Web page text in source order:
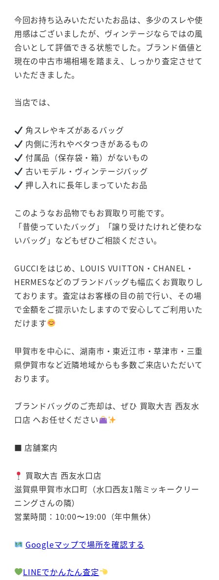
今回お持ち込みいただいたお品は、多少のスレや使
用感はございましたが、ヴィンテージならではの風
合いとして評価できる状態でした。ブランド価値と
現在の中古市場相場を踏まえ、しっかり査定させて
いただきました。
当店では、
角スレやキズがあるバッグ
内側に汚れやベタつきがあるもの
付属品（保存袋・箱）がないもの
古いモデル・ヴィンテージバッグ
押し入れに長年しまっていたお品
このようなお品物でもお買取り可能です。
「昔使っていたバッグ」「譲り受けたけれど使わな
いバッグ」などもぜひご相談ください。
GUCCIをはじめ、LOUIS VUITTON・CHANEL・
HERMESなどのブランドバッグも幅広くお買取りし
ております。査定はお客様の目の前で行い、その場
で金額をご提示いたしますので安心してご利用いた
だけます
甲賀市を中心に、湖南市・東近江市・草津市・三重
県伊賀市など近隣地域からも多数ご来店いただいて
おります。
ブランドバッグのご売却は、ぜひ 買取大吉 西友水
口店 へお任せください
■ 店舗案内
買取大吉 西友水口店
滋賀県甲賀市水口町（水口西友1階ミッキークリー
ニングさんの隣）
営業時間：10:00〜19:00（年中無休）
Googleマップで場所を確認する
LINEでかんたん査定